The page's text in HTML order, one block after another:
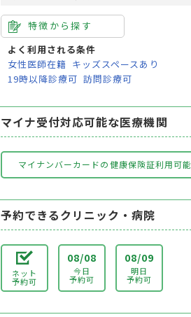
特徴から探す
よく利用される条件
女性医師在籍 キッズスペースあり
19時以降診療可 訪問診療可
マイナ受付対応可能な医療機関
マイナンバーカードの健康保険証利用可能
予約できるクリニック・病院
ネット
予約可
08/08
今日
予約可
08/09
明日
予約可